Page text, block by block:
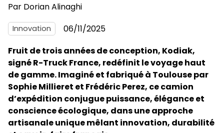
Par Dorian Alinaghi
Innovation
06/11/2025
Fruit de trois années de conception, Kodiak,
signé R-Truck France, redéfinit le voyage haut
de gamme. Imaginé et fabriqué à Toulouse par
Sophie Millieret et Frédéric Perez, ce camion
d’expédition conjugue puissance, élégance et
conscience écologique, dans une approche
artisanale unique mêlant innovation, durabilité